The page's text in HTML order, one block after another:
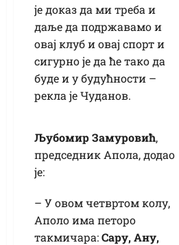
је доказ да ми треба и
даље да подржавамо и
овај клуб и овај спорт и
сигурно је да ће тако да
буде и у будућности –
рекла је Чуданов.
Љубомир Замуровић,
председник Апола, додао
је:
– У овом четвртом колу,
Аполо има петоро
такмичара:Сару, Ану,